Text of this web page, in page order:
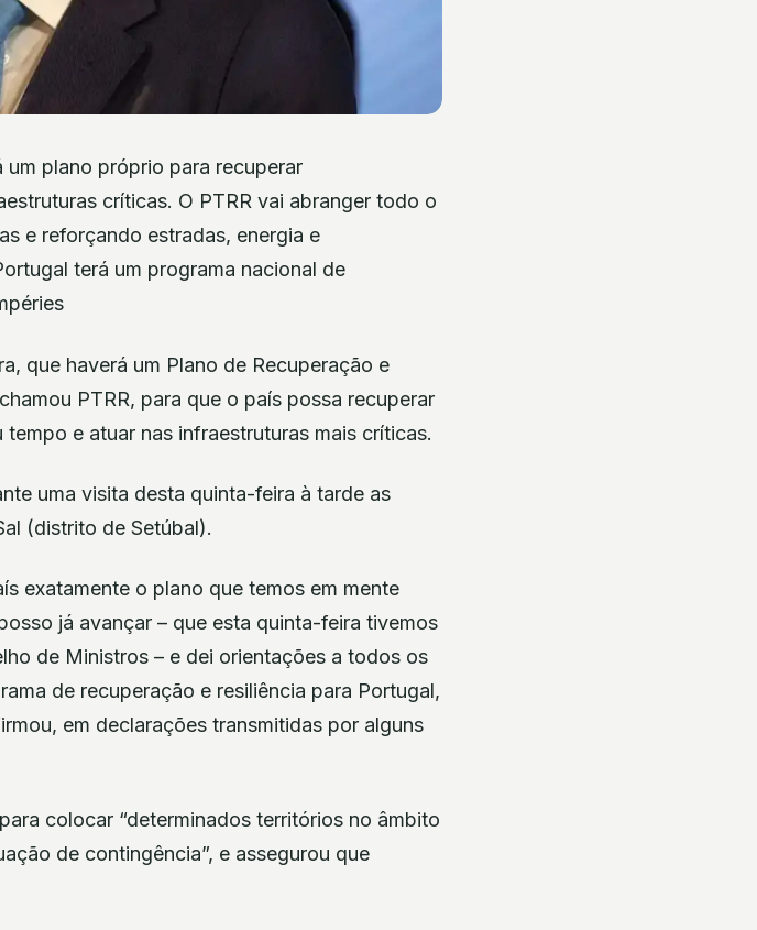
plano próprio para recuperar
críticas. O PTRR vai abranger todo o
e reforçando estradas, energia e
terá um programa nacional de
que haverá um Plano de Recuperação e
PTRR, para que o país possa recuperar
e atuar nas infraestruturas mais críticas.
uma visita desta quinta-feira à tarde as
(distrito de Setúbal).
exatamente o plano que temos em mente
já avançar – que esta quinta-feira tivemos
de Ministros – e dei orientações a todos os
de recuperação e resiliência para Portugal,
em declarações transmitidas por alguns
colocar “determinados territórios no âmbito
de contingência”, e assegurou que